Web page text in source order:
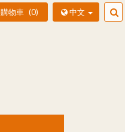
中文
購物車 0